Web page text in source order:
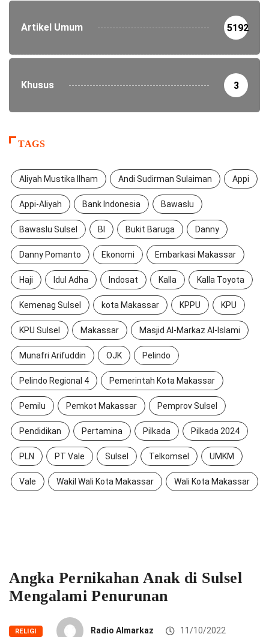
Artikel Umum 5192
Khusus 3
TAGS
Aliyah Mustika Ilham Andi Sudirman Sulaiman Appi
Appi-Aliyah Bank Indonesia Bawaslu
Bawaslu Sulsel BI Bukit Baruga Danny
Danny Pomanto Ekonomi Embarkasi Makassar
Haji Idul Adha Indosat Kalla Kalla Toyota
Kemenag Sulsel kota Makassar KPPU KPU
KPU Sulsel Makassar Masjid Al-Markaz Al-Islami
Munafri Arifuddin OJK Pelindo
Pelindo Regional 4 Pemerintah Kota Makassar
Pemilu Pemkot Makassar Pemprov Sulsel
Pendidikan Pertamina Pilkada Pilkada 2024
PLN PT Vale Sulsel Telkomsel UMKM
Vale Wakil Wali Kota Makassar Wali Kota Makassar
Angka Pernikahan Anak di Sulsel
Mengalami Penurunan
RELIGI Radio Almarkaz 11/10/2022